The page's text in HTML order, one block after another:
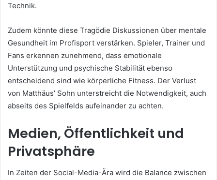
Technik.
Zudem könnte diese Tragödie Diskussionen über mentale
Gesundheit im Profisport verstärken. Spieler, Trainer und
Fans erkennen zunehmend, dass emotionale
Unterstützung und psychische Stabilität ebenso
entscheidend sind wie körperliche Fitness. Der Verlust
von Matthäus’ Sohn unterstreicht die Notwendigkeit, auch
abseits des Spielfelds aufeinander zu achten.
Medien, Öffentlichkeit und
Privatsphäre
In Zeiten der Social-Media-Ära wird die Balance zwischen